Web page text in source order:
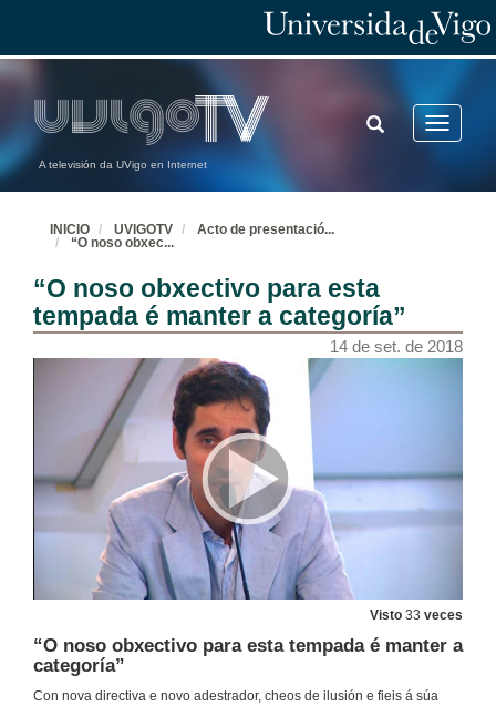
A televisión da UVigo en Internet
Toggle
TOGGLE
SEARCH
INICIO UVIGOTV Acto de presentació...
“O noso obxec...
“O noso obxectivo para esta
tempada é manter a categoría”
14 de set. de 2018
Visto 33 veces
“O noso obxectivo para esta tempada é manter a
categoría”
Con nova directiva e novo adestrador, cheos de ilusión e fieis á súa